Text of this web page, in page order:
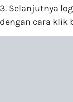
3. Selanjutnya
dengan cara klik